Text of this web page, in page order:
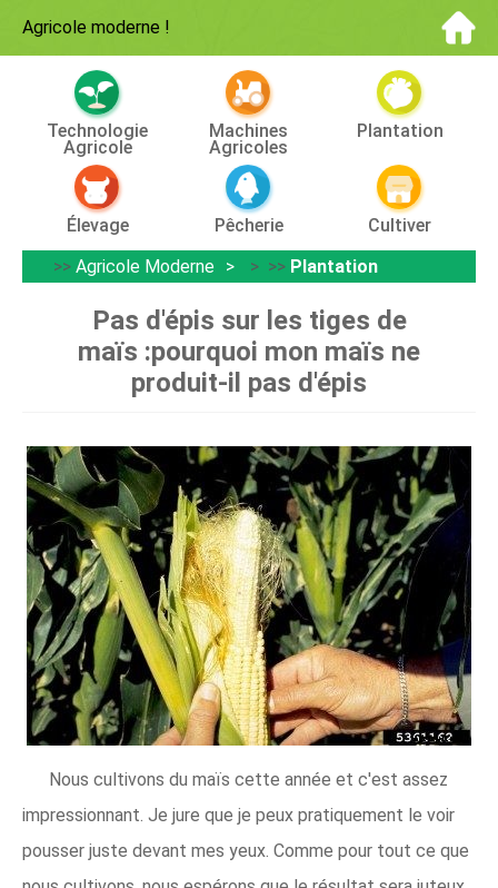
Agricole moderne !
Technologie
Agricole
Machines
Agricoles
Plantation
Élevage Pêcherie
Cultiver
>> Agricole Moderne > >> Plantation
Pas d'épis sur les tiges de
maïs :pourquoi mon maïs ne
produit-il pas d'épis
Nous cultivons du maïs cette année et c'est assez
impressionnant. Je jure que je peux pratiquement le voir
pousser juste devant mes yeux. Comme pour tout ce que